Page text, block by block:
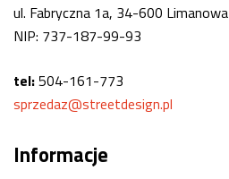
ul. Fabryczna 1a, 34-600 Limanowa
NIP: 737-187-99-93
tel:504-161-773
sprzedaz@streetdesign.pl
Informacje